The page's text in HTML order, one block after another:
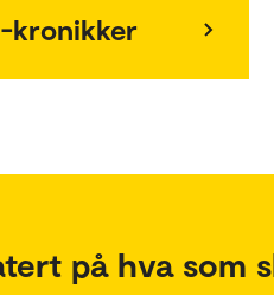
kronikker
på hva som